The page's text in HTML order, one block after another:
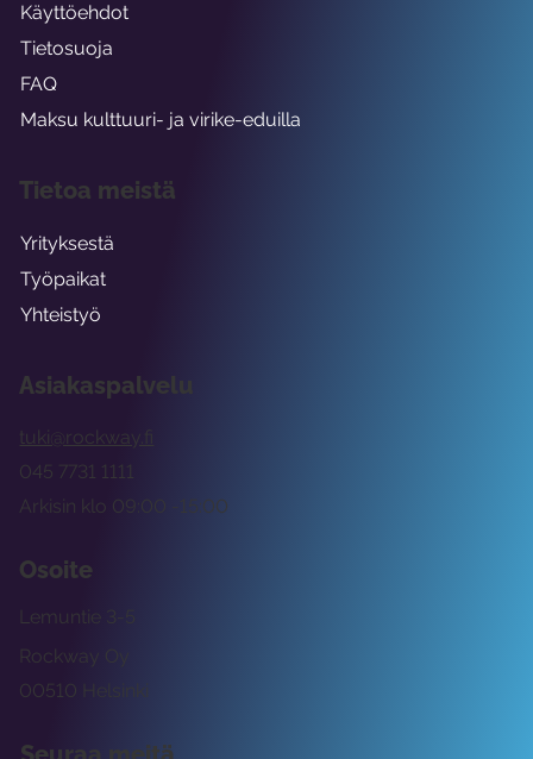
Asiakaspalvelu
tuki@rockway.fi
Arkisin klo 09:00 -15:00
045 7731 1111
Osoite
Rockway Oy
Lemuntie 3-5
00510 Helsinki
Käyttöehdot
Tietosuoja
FAQ
Maksu kulttuuri- ja virike-eduilla
Tietoa meistä
Yrityksestä
Työpaikat
Yhteistyö